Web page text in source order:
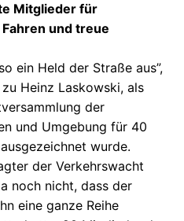
Mitglieder für
und treue
ein Held der Straße aus”,
Heinz Laskowski, als
der
und Umgebung für 40
wurde.
der Verkehrswacht
noch nicht, dass der
eine ganze Reihe